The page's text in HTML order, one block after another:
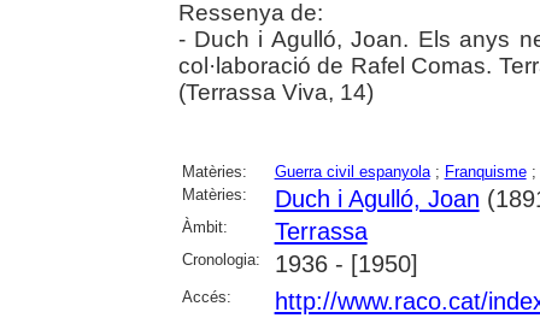
Ressenya de:
- Duch i Agulló, Joan. Els anys
col·laboració de Rafel Comas.
(Terrassa Viva, 14)
Matèries: Guerra civil espanyola; Franquisme;
Matèries:
Duch i Agulló, Joan
Àmbit: Terrassa
Cronologia: 1936 - [1950]
Accés: http://www.raco.cat/